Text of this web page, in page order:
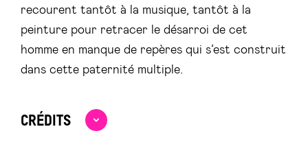
recourent tantôt à la musique, tantôt à la
peinture pour retracer le désarroi de cet
homme en manque de repères qui s’est construit
dans cette paternité multiple.
CRÉDITS